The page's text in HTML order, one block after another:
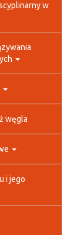
w
węgla
i jego